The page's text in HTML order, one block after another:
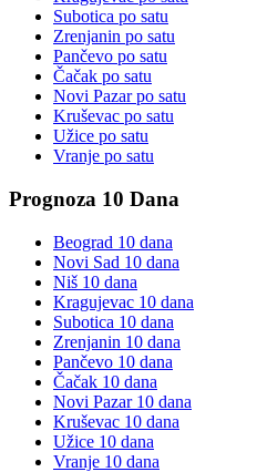
Subotica po satu
Zrenjanin po satu
Pančevo po satu
Čačak po satu
Novi Pazarpo satu
Kruševac po satu
Užice po satu
Vranje po satu
Prognoza 10 Dana
Beograd 10 dana
Novi Sad 10 dana
Niš 10 dana
Kragujevac 10 dana
Subotica 10 dana
Zrenjanin 10 dana
Pančevo 10 dana
Čačak 10 dana
Novi Pazar10 dana
Kruševac 10 dana
Užice 10 dana
Vranje 10 dana